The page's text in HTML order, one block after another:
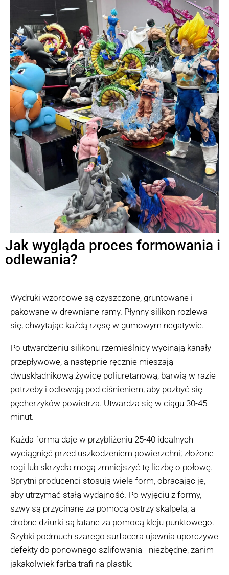
Jak wygląda proces formowania i
odlewania?
Wydruki wzorcowe są czyszczone, gruntowane i
pakowane w drewniane ramy. Płynny silikon rozlewa
się, chwytając każdą rzęsę w gumowym negatywie.
Po utwardzeniu silikonu rzemieślnicy wycinają kanały
przepływowe, a następnie ręcznie mieszają
dwuskładnikową żywicę poliuretanową, barwią w razie
potrzeby i odlewają pod ciśnieniem, aby pozbyć się
pęcherzyków powietrza. Utwardza się w ciągu 30-45
minut.
Każda forma daje w przybliżeniu 25-40 idealnych
wyciągnięć przed uszkodzeniem powierzchni; złożone
rogi lub skrzydła mogą zmniejszyć tę liczbę o połowę.
Sprytni producenci stosują wiele form, obracając je,
aby utrzymać stałą wydajność. Po wyjęciu z formy,
szwy są przycinane za pomocą ostrzy skalpela, a
drobne dziurki są łatane za pomocą kleju punktowego.
Szybki podmuch szarego surfacera ujawnia uporczywe
defekty do ponownego szlifowania - niezbędne, zanim
jakakolwiek farba trafi na plastik.